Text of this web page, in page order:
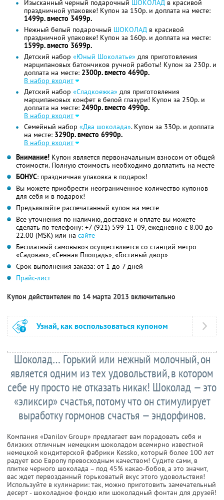
Изысканный черный подарочный ШОКОЛАД в красивой
праздничной упаковке! Купон за 150р. и доплата на месте:
1499р. вместо 3499р.
Нежный белый подарочный ШОКОЛАД в красивой
праздничной упаковке! Купон за 160р. и доплата на месте:
1599р. вместо 3699р.
Детский набор «Юный Шоколатье» для приготовления
марципановых батончиков ручной работы! Купон за 230р. и
доплата на месте: 2300р. вместо 4690р.
В набор входит
Детский набор «Сладкоежка» для приготовления
марципановых конфет в белой глазури! Купон за 250р. и
доплата на месте: 2490р. вместо 4990р.
В набор входит
Семейный набор «Два шоколада». Купон за 330р. и доплата
на месте: 3290р. вместо 6990р.
В набор входит
Внимание! Купон является первоначальным взносом от общей
стоимости. Полную стоимость необходимо доплатить на месте
БОНУС: праздничная упаковка в подарок!
Вы можете приобрести неограниченное количество купонов
для себя и в подарок!
Предъявляйте распечатанный купон на месте
Все уточнения по наличию, доставке и оплате вы можете
сделать по телефону: +7 (921) 599-11-09,ежедневно с 8.00 до
22.00 (MSK) или на сайте
Бесплатный самовывоз осуществляется со станций метро
«Садовая», «Сенная Площадь», «Гостиный двор»
Срок выполнения заказа: от 1 до 7 дней
Прайс-лист
Купон действителен по 14 марта 2013 включительно
Узнай, как воспользоваться купоном
Шоколад… Горький или нежный молочный, он
является одним из тех удовольствий, в котором
себе ну просто не отказать никак! Шоколад — это
«эликсир» счастья, потому что он стимулирует
выработку гормонов счастья — эндорфинов.
Компания «Danilov Group» предлагает вам порадовать себя и
близких отличным немецким шоколадом всемирно известной
немецкой кондитерской фабрики Kessko, который более 100 лет
радует всю Европу превосходным качеством! Судите сами, в
плитке черного шоколада – под 45% какао-бобов, а это значит,
вас ждет первозданный горьковатый вкус этого удовольствия!
Используйте в кулинарии: так, можно приготовить замечательный
десерт - шоколадное фондю или шоколадный фонтан для друзей!